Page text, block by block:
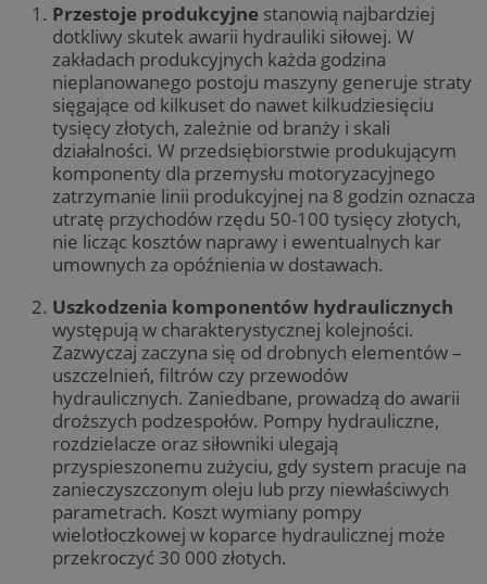
Przestoje produkcyjne stanowią najbardziej
dotkliwy skutek awarii hydrauliki siłowej. W
zakładach produkcyjnych każda godzina
nieplanowanego postoju maszyny generuje straty
sięgające od kilkuset do nawet kilkudziesięciu
tysięcy złotych, zależnie od branży i skali
działalności. W przedsiębiorstwie produkującym
komponenty dla przemysłu motoryzacyjnego
zatrzymanie linii produkcyjnej na 8 godzin oznacza
utratę przychodów rzędu 50-100 tysięcy złotych,
nie licząc kosztów naprawy i ewentualnych kar
umownych za opóźnienia w dostawach.
Uszkodzenia komponentów hydraulicznych
występują w charakterystycznej kolejności.
Zazwyczaj zaczyna się od drobnych elementów –
uszczelnień, filtrów czy przewodów
hydraulicznych. Zaniedbane, prowadzą do awarii
droższych podzespołów. Pompy hydrauliczne,
rozdzielacze oraz siłowniki ulegają
przyspieszonemu zużyciu, gdy system pracuje na
zanieczyszczonym oleju lub przy niewłaściwych
parametrach. Koszt wymiany pompy
wielotłoczkowej w koparce hydraulicznej może
przekroczyć 30 000 złotych.